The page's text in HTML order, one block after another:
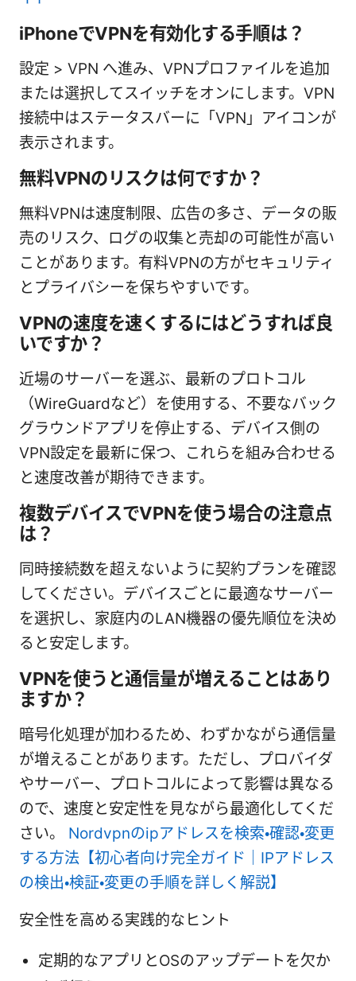
iPhoneでVPNを有効化する手順は？
設定 > VPN へ進み、VPNプロファイルを追加
または選択してスイッチをオンにします。VPN
接続中はステータスバーに「VPN」アイコンが
表示されます。
無料VPNのリスクは何ですか？
無料VPNは速度制限、広告の多さ、データの販
売のリスク、ログの収集と売却の可能性が高い
ことがあります。有料VPNの方がセキュリティ
とプライバシーを保ちやすいです。
VPNの速度を速くするにはどうすれば良
いですか？
近場のサーバーを選ぶ、最新のプロトコル
（WireGuardなど）を使用する、不要なバック
グラウンドアプリを停止する、デバイス側の
VPN設定を最新に保つ、これらを組み合わせる
と速度改善が期待できます。
複数デバイスでVPNを使う場合の注意点
は？
同時接続数を超えないように契約プランを確認
してください。デバイスごとに最適なサーバー
を選択し、家庭内のLAN機器の優先順位を決め
ると安定します。
VPNを使うと通信量が増えることはあり
ますか？
暗号化処理が加わるため、わずかながら通信量
が増えることがあります。ただし、プロバイダ
やサーバー、プロトコルによって影響は異なる
ので、速度と安定性を見ながら最適化してくだ
さい。 Nordvpnのipアドレスを検索・確認・変更
する方法【初心者向け完全ガイド｜IPアドレス
の検出・検証・変更の手順を詳しく解説】
安全性を高める実践的なヒント
定期的なアプリとOSのアップデートを欠か